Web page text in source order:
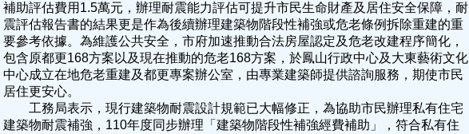
補助評估費用1.5萬元，辦理耐震能力評估可提升市民生命財產及居住安全保障，耐
震評估報告書的結果更是作為後續辦理建築物階段性補強或危老條例拆除重建的重
要參考依據。為維護公共安全，市府加速推動合法房屋認定及危老改建程序簡化，
包含原都更168方案以及現在推動的危老168方案，於鳳山行政中心及大東藝術文化
中心成立在地危老重建及都更專案辦公室，由專業建築師提供諮詢服務，期使市民
居住更安心。
工務局表示，現行建築物耐震設計規範已大幅修正，為協助市民辦理私有住宅
建築物耐震補強，110年度同步辦理「建築物階段性補強經費補助」，符合私有住